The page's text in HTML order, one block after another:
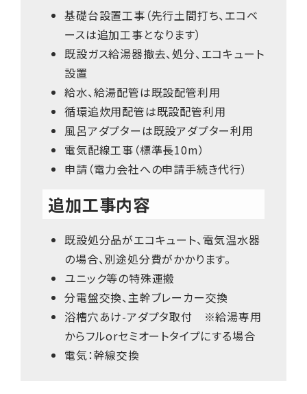
基礎台設置工事（先行土間打ち、エコベ
ースは追加工事となります）
既設ガス給湯器撤去、処分、エコキュート
設置
給水、給湯配管は既設配管利用
循環追炊用配管は既設配管利用
風呂アダプターは既設アダプター利用
電気配線工事（標準長10m）
申請（電力会社への申請手続き代行）
追加工事内容
既設処分品がエコキュート、電気温水器
の場合、別途処分費がかかります。
ユニック等の特殊運搬
分電盤交換、主幹ブレーカー交換
浴槽穴あけ-アダプタ取付 ※給湯専用
からフルorセミオートタイプにする場合
電気：幹線交換